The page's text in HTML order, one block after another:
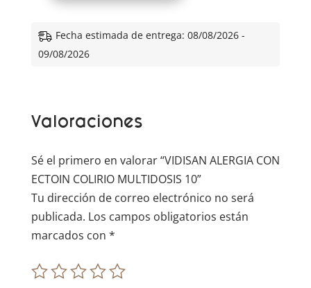
e
e
:
Fecha estimada de entrega: 08/08/2026 -
09/08/2026
Valoraciones
Sé el primero en valorar “VIDISAN ALERGIA CON
ECTOIN COLIRIO MULTIDOSIS 10”
Tu dirección de correo electrónico no será
publicada. Los campos obligatorios están
marcados con *